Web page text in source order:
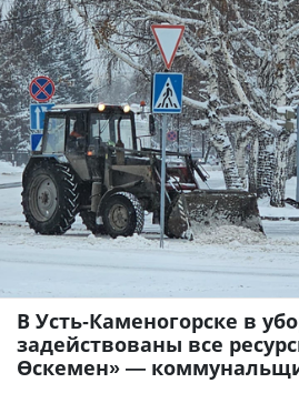
В Усть-Каменогорске в
задействованы все
Өскемен» —